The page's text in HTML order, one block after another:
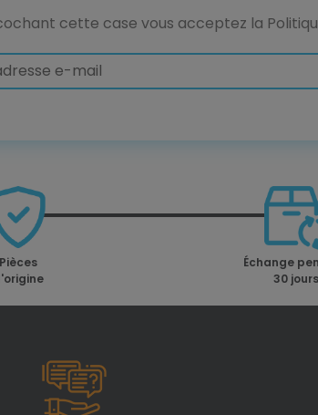
cette case vous acceptez la
Pièces
Échange
30 jours